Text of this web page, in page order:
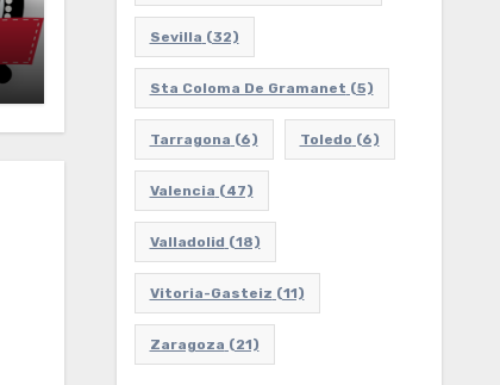
Sevilla (32)
Sta Coloma De Gramanet (5)
Tarragona (6) Toledo (6)
Valencia (47)
Valladolid (18)
Vitoria-Gasteiz (11)
Zaragoza (21)